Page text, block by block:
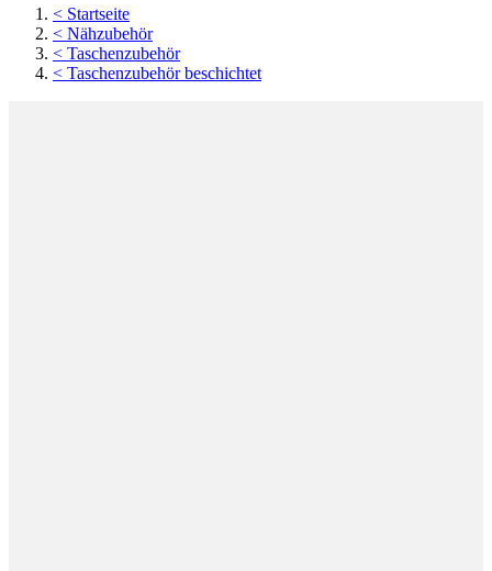
< Startseite
< Nähzubehör
< Taschenzubehör
< Taschenzubehör beschichtet